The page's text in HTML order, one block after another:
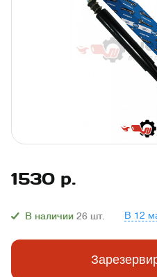
1530 р.
В наличии 26 шт. В 12